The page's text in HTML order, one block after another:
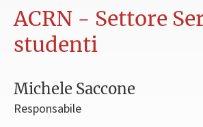
ACRN - Settore
studenti
Michele Saccone
Responsabile